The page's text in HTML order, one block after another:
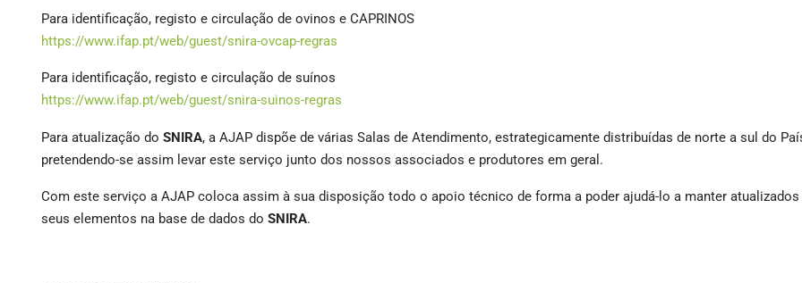
Para identificação, registo e circulação de ovinos e CAPRINOS
https://www.ifap.pt/web/guest/snira-ovcap-regras
Para identificação, registo e circulação de suínos
https://www.ifap.pt/web/guest/snira-suinos-regras
Para atualização doSNIRA, a AJAP dispõe de várias Salas de Atendimento, estrategicamente distribuídas de norte a sul do
pretendendo-se assim levar este serviço junto dos nossos associados e produtores em geral.
Com este serviço a AJAP coloca assim à sua disposição todo o apoio técnico de forma a poder ajudá-lo a manter atualizados
seus elementos na base de dados doSNIRA.